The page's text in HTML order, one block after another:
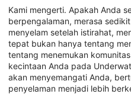
Kami mengerti. Apakah Anda
berpengalaman, merasa
menyelam setelah istirahat,
tepat bukan hanya tentang
tentang menemukan
kecintaan Anda pada
akan menyemangati Anda,
penyelaman menjadi lebih